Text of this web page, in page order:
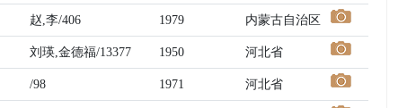
赵,李/406 1979 内蒙古自治区
刘瑛,金德福/13377 1950 河北省
/98 1971 河北省